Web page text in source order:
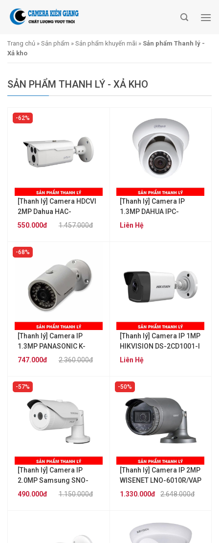
Trang chủ » Sản phẩm » Sản phẩm khuyến mãi » Sản phẩm Thanh lý -
Xả kho
SẢN PHẨM THANH LÝ - XẢ KHO
62%
[Thanh lý] Camera HDCVI
2MP Dahua HAC-
HFW2221DP
1.457.000đ
550.000đ
[Thanh lý] Camera IP
1.3MP DAHUA IPC-
HDW1120SP-S3
Liên Hệ
68%
[Thanh lý] Camera IP
1.3MP PANASONIC K-
EW114L06E
2.360.000đ
747.000đ
[Thanh lý] Camera IP 1MP
HIKVISION DS-2CD1001-I
Liên Hệ
57%
[Thanh lý] Camera IP
2.0MP Samsung SNO-
E6011RP
1.150.000đ
490.000đ
50%
[Thanh lý] Camera IP 2MP
WISENET LNO-6010R/VAP
2.648.000đ
1.330.000đ